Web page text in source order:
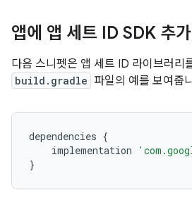
앱에 앱 세트 ID SDK 추가
다음 스니펫은 앱 세트 ID 라이브러리
build.gradle 파일의 예를 보여줍
dependencies {
implementation
}